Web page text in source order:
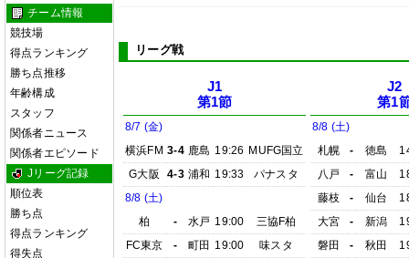
チーム情報
競技場
得点ランキング
勝ち点推移
年齢構成
スタッフ
関係者ニュース
関係者エピソード
Jリーグ記録
順位表
勝ち点
得点ランキング
得失点
リーグ戦
J1
第1節
8/7 (金)
横浜FM 3-4 鹿島 19:26 MUFG国立
G大阪
4-3 浦和 19:33
パナスタ
8/8 (土)
柏
- 水戸 19:00
三協F柏
FC東京
- 町田 19:00
味スタ
J2
第1
8/8 (土)
札幌
- 徳島
八戸
- 富山
藤枝
- 仙台
大宮
- 新潟
磐田
- 秋田